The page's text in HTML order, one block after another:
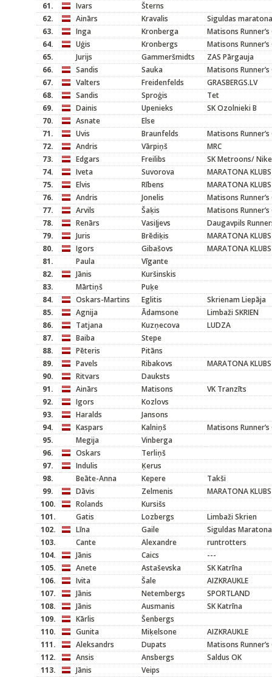
61.
Ivars
Šterns
62.
Ainārs Kravalis
Siguldas
63.
Inga Kronberga
Matisons Runner’s
64.
Uģis Kronbergs
Matisons Runner’s
65.
Jurijs Gammeršmidts
ZAS Pārgauja
66.
Sandis Sauka
Matisons Runner’s
67.
Valters Freidenfelds
GRASBERGS.LV
68.
Sandis Sproģis
Tet
69.
Dainis Upenieks
SK Ozolnieki B
70.
Asnate
Else
71.
Uvis Braunfelds
Matisons Runner’s
72.
Andris Vārpiņš
MRC
73.
Edgars Freilibs
SK Metroons/ Nike
74.
Iveta Suvorova
MARATONA KLUBS
75.
Elvis Rībens
MARATONA KLUBS
76.
Andris Jonelis
Matisons Runner’s
77.
Arvils Šaķis
Matisons Runner’s
78.
Renārs Vasiļjevs
Daugavpils
79.
Juris Brēdiķis
MARATONA KLUBS
80.
Igors Gibašovs
MARATONA KLUBS
81.
Paula
Vīgante
82.
Jānis
Kuršinskis
83.
Mārtiņš
Puķe
84.
Oskars-Martins Eglitis
Skrienam Liepāja
85.
Agnija Ādamsone
Limbaži SKRIEN
86.
Tatjana Kuzņecova
LUDZA
87.
Baiba
Stepe
88.
Pēteris
Pitāns
89.
Pavels Ribakovs
MARATONA KLUBS
90.
Ritvars
Dauksts
91.
Ainārs Matisons
VK Tranzīts
92.
Igors
Kozlovs
93.
Haralds
Jansons
94.
Kaspars Kalniņš
Matisons Runner’s
95.
Megija
Vinberga
96.
Oskars
Terliņš
97.
Indulis
Ķerus
98.
Beāte-Anna Kepere
Takši
99.
Dāvis Zelmenis
MARATONA KLUBS
100.
Rolands
Kursišs
101.
Gatis Lozbergs
Limbaži Skrien
102.
Līna Gaile
Siguldas
103.
Cante Alexandre
runtrotters
104.
Jānis Caics
---
105.
Anete Astaševska
SK Katrīna
106.
Ivita Šale
AIZKRAUKLE
107.
Jānis Netembergs
SPORTLAND
108.
Jānis Ausmanis
SK Katrīna
109.
Kārlis
Šenbergs
110.
Gunita Miķelsone
AIZKRAUKLE
111.
Aleksandrs Dupats
Matisons Runner’s
112.
Ansis Ansbergs
Saldus OK
113.
Jānis
Veips